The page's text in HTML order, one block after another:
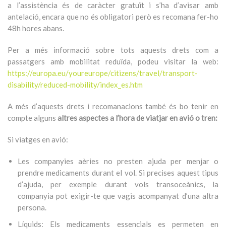
a l’assistència és de caràcter gratuït i s’ha d’avisar amb
antelació, encara que no és obligatori però es recomana fer-ho
48h hores abans.
Per a més informació sobre tots aquests drets com a
passatgers amb mobilitat reduïda, podeu visitar la web:
https://europa.eu/youreurope/citizens/travel/transport-
disability/reduced-mobility/index_es.htm
A més d’aquests drets i recomanacions també és bo tenir en
compte alguns altres aspectes a l’hora de viatjar en avió o tren:
Si viatges en avió:
Les companyies aèries no presten ajuda per menjar o
prendre medicaments durant el vol. Si precises aquest tipus
d’ajuda, per exemple durant vols transoceànics, la
companyia pot exigir-te que vagis acompanyat d’una altra
persona.
Líquids: Els medicaments essencials es permeten en